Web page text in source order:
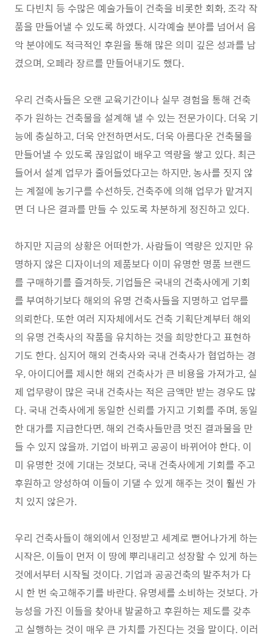
도 다빈치 등 수많은 예술가들이 건축을 비롯한 회화, 조각 작
품을 만들어낼 수 있도록 하였다. 시각예술 분야를 넘어서 음
악 분야에도 적극적인 후원을 통해 많은 의미 깊은 성과를 남
겼으며, 오페라 장르를 만들어내기도 했다.
우리 건축사들은 오랜 교육기간이나 실무 경험을 통해 건축
주가 원하는 건축물을 설계해 낼 수 있는 전문가이다. 더욱 기
능에 충실하고, 더욱 안전하면서도, 더욱 아름다운 건축물을
만들어낼 수 있도록 끊임없이 배우고 역량을 쌓고 있다. 최근
들어서 설계 업무가 줄어들었다고는 하지만, 농사를 짓지 않
는 계절에 농기구를 수선하듯, 건축주에 의해 업무가 맡겨지
면 더 나은 결과를 만들 수 있도록 차분하게 정진하고 있다.
하지만 지금의 상황은 어떠한가. 사람들이 역량은 있지만 유
명하지 않은 디자이너의 제품보다 이미 유명한 명품 브랜드
를 구매하기를 즐겨하듯, 기업들은 국내의 건축사에게 기회
를 부여하기보다 해외의 유명 건축사들을 지명하고 업무를
의뢰한다. 또한 여러 지자체에서도 건축 기획단계부터 해외
의 유명 건축사의 작품을 유치하는 것을 희망한다고 표현하
기도 한다. 심지어 해외 건축사와 국내 건축사가 협업하는 경
우, 아이디어를 제시한 해외 건축사가 큰 비용을 가져가고, 실
제 업무량이 많은 국내 건축사는 적은 금액만 받는 경우도 많
다. 국내 건축사에게 동일한 신뢰를 가지고 기회를 주며, 동일
한 대가를 지급한다면, 해외 건축사들만큼 멋진 결과물을 만
들 수 있지 않을까. 기업이 바뀌고 공공이 바뀌어야 한다. 이
미 유명한 것에 기대는 것보다, 국내 건축사에게 기회를 주고
후원하고 양성하여 이들이 기댈 수 있게 해주는 것이 훨씬 가
치 있지 않은가.
우리 건축사들이 해외에서 인정받고 세계로 뻗어나가게 하는
시작은, 이들이 먼저 이 땅에 뿌리내리고 성장할 수 있게 하는
것에서부터 시작될 것이다. 기업과 공공건축의 발주처가 다
시 한 번 숙고해주기를 바란다. 유명세를 소비하는 것보다. 가
능성을 가진 이들을 찾아내 발굴하고 후원하는 제도를 갖추
고 실행하는 것이 매우 큰 가치를 가진다는 것을 말이다. 이러